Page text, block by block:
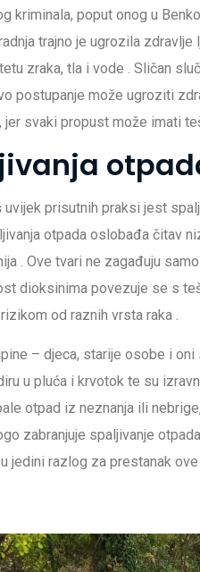
kriminala, poput onog u
trajno je ugrozila
zraka, tla i vode . Sličan
postupanje može ugroziti
svaki propust može imati
prisutnih praksi jest
otpada oslobađa čitav
. Ove tvari ne zagađuju
dioksinima povezuje se s
od raznih vrsta raka .
– djeca, starije osobe i
u pluća i krvotok te su
otpad iz neznanja ili
zabranjuje spaljivanje
jedini razlog za prestanak